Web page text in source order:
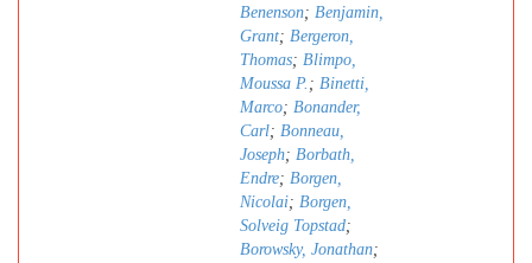
Benenson; Benjamin,
Grant; Bergeron,
Thomas; Blimpo,
Moussa P. ; Binetti,
Marco; Bonander,
Carl; Bonneau,
Joseph; Borbath,
Endre; Borgen,
Nicolai; Borgen,
Solveig Topstad;
Borowsky, Jonathan;